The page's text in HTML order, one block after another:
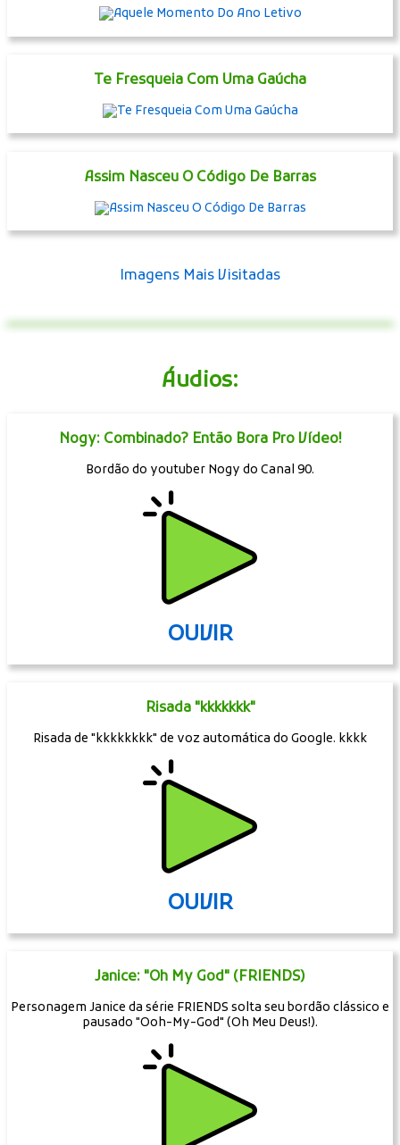
Te Fresqueia Com Uma Gaúcha
Assim Nasceu O Código De Barras
Imagens Mais Visitadas
Áudios:
Nogy: Combinado? Então Bora Pro Vídeo!
Bordão do youtuber Nogy do Canal 90.
OUVIR
Risada "kkkkkkk"
Risada de "kkkkkkkk" de voz automática do Google. kkkk
OUVIR
Janice: "Oh My God" (FRIENDS)
Personagem Janice da série FRIENDS solta seu bordão clássico e
pausado "Ooh-My-God" (Oh Meu Deus!).